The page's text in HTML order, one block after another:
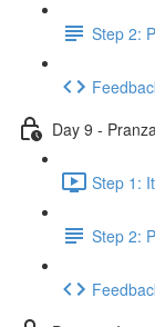
Step 2:
Day 9 -
Step 1:
Step 2: